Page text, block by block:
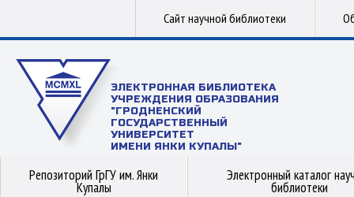
Сайт научной библиотеки
ЭЛЕКТРОННАЯ БИБЛИОТЕКА
УЧРЕЖДЕНИЯ ОБРАЗОВАНИЯ
"ГРОДНЕНСКИЙ
ГОСУДАРСТВЕННЫЙ
УНИВЕРСИТЕТ
ИМЕНИ ЯНКИ КУПАЛЫ"
Репозиторий ГрГУ им. Янки
Купалы
Электронный каталог
библиотеки